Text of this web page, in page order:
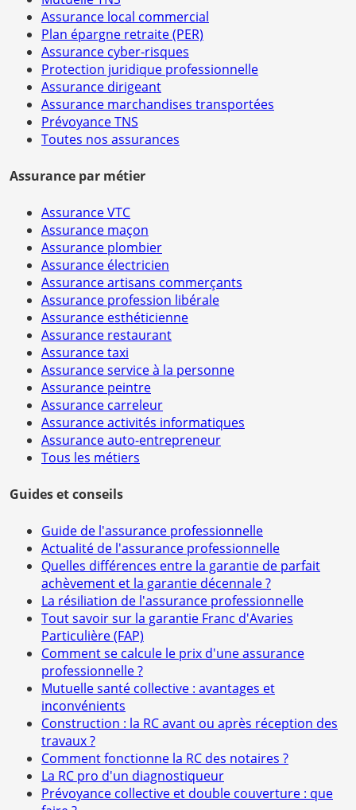
Assurance local commercial
Plan épargne retraite (PER)
Assurance cyber-risques
Protection juridique professionnelle
Assurance dirigeant
Assurance marchandises transportées
Prévoyance TNS
Toutes nos assurances
Assurance par métier
Assurance VTC
Assurance maçon
Assurance plombier
Assurance électricien
Assurance artisans commerçants
Assurance profession libérale
Assurance esthéticienne
Assurance restaurant
Assurance taxi
Assurance service à la personne
Assurance peintre
Assurance carreleur
Assurance activités informatiques
Assurance auto-entrepreneur
Tous les métiers
Guides et conseils
Guide de l'assurance professionnelle
Actualité de l'assurance professionnelle
Quelles différences entre la garantie de parfait
achèvement et la garantie décennale ?
La résiliation de l'assurance professionnelle
Tout savoir sur la garantie Franc d'Avaries
Particulière (FAP)
Comment se calcule le prix d'une assurance
professionnelle ?
Mutuelle santé collective : avantages et
inconvénients
Construction : la RC avant ou après réception des
travaux ?
Comment fonctionne la RC des notaires ?
La RC pro d'un diagnostiqueur
Prévoyance collective et double couverture : que